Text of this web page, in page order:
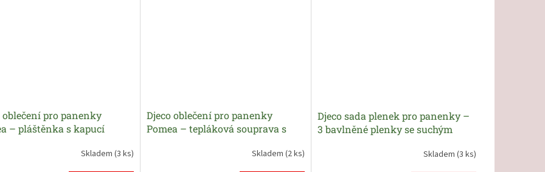
oblečení pro panenky
– pláštěnka s kapucí
Skladem (3 ks)
Djeco oblečení pro panenky
Pomea – tepláková souprava s
Skladem (2 ks)
Djeco sada plenek pro panenky –
3 bavlněné plenky se suchým
Skladem (3 ks)